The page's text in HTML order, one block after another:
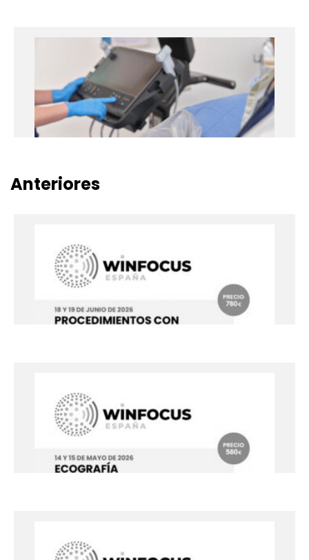
Curso de Ecografía Pulmonar – Nivel
Avanzado
20 y 21 de mayo de 2027
Hospital Universitari Arnau de Vilanova de Lleida
Curso Procedimientos con Ayuda
Hospital Universitari Arnau de Vilanova de Lleida
Anteriores
Ecográfica
18 y 19 de junio de 2026
Unidad Docente del Hospital Arnau de Vilanova, Lleida
14 y 15 de mayo de 2026